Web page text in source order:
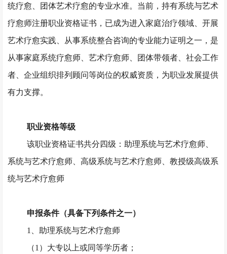
统疗愈、团体艺术疗愈的专业水准。当前，持有系统与艺术
疗愈师注册职业资格证书，已成为进入家庭治疗领域、开展
艺术疗愈实践、从事系统整合咨询的专业能力证明之一，是
从事家庭系统疗愈师、艺术疗愈师、团体带领者、社会工作
者、企业组织排列顾问等岗位的权威资质，为职业发展提供
有力支撑。
职业资格等级
该职业资格证书共分四级：助理系统与艺术疗愈师、
系统与艺术疗愈师、高级系统与艺术疗愈师、教授级高级系
统与艺术疗愈师
申报条件（具备下列条件之一）
1、助理系统与艺术疗愈师
（1）大专以上或同等学历者；